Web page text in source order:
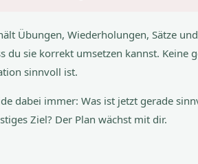
Übungen, Wiederholungen, Sätze
du sie korrekt umsetzen kannst. Keine
sinnvoll ist.
dabei immer: Was ist jetzt gerade
Ziel? Der Plan wächst mit dir.